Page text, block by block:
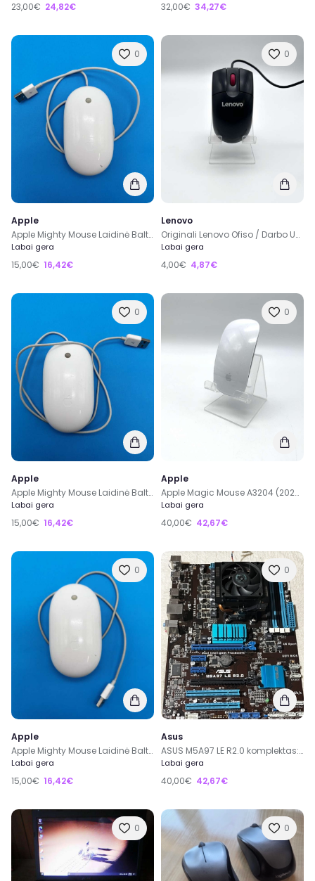
23,00€ 24,82€ 32,00€ 34,27€
0
Apple
Apple Mighty Mouse Laidinė Balta Pelė A1152 EMC No.: 2058
Labai gera
15,00€ 16,42€
0
Lenovo
Originali Lenovo Ofiso / Darbo USB Laidinė Juoda Pelė
Labai gera
4,00€ 4,87€
0
Apple
Apple Mighty Mouse Laidinė Balta Pelė A1152 EMC No.: 2058
Labai gera
15,00€ 16,42€
0
Apple
Apple Magic Mouse A3204 (2024) Wireless Belaidė Pelė
Labai gera
40,00€ 42,67€
0
Apple
Apple Mighty Mouse Laidinė Balta Pelė A1152 EMC No.: 2058
Labai gera
15,00€ 16,42€
0
Asus
ASUS M5A97 LE R2.0 komplektas: 16GB RAM + Aušintuvas + CPU
Labai gera
40,00€ 42,67€
0 0